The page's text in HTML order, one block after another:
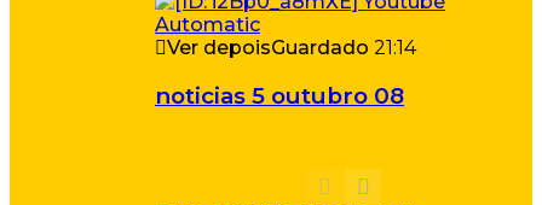
Ver depoisGuardado 21:14
noticias 5 outubro 08